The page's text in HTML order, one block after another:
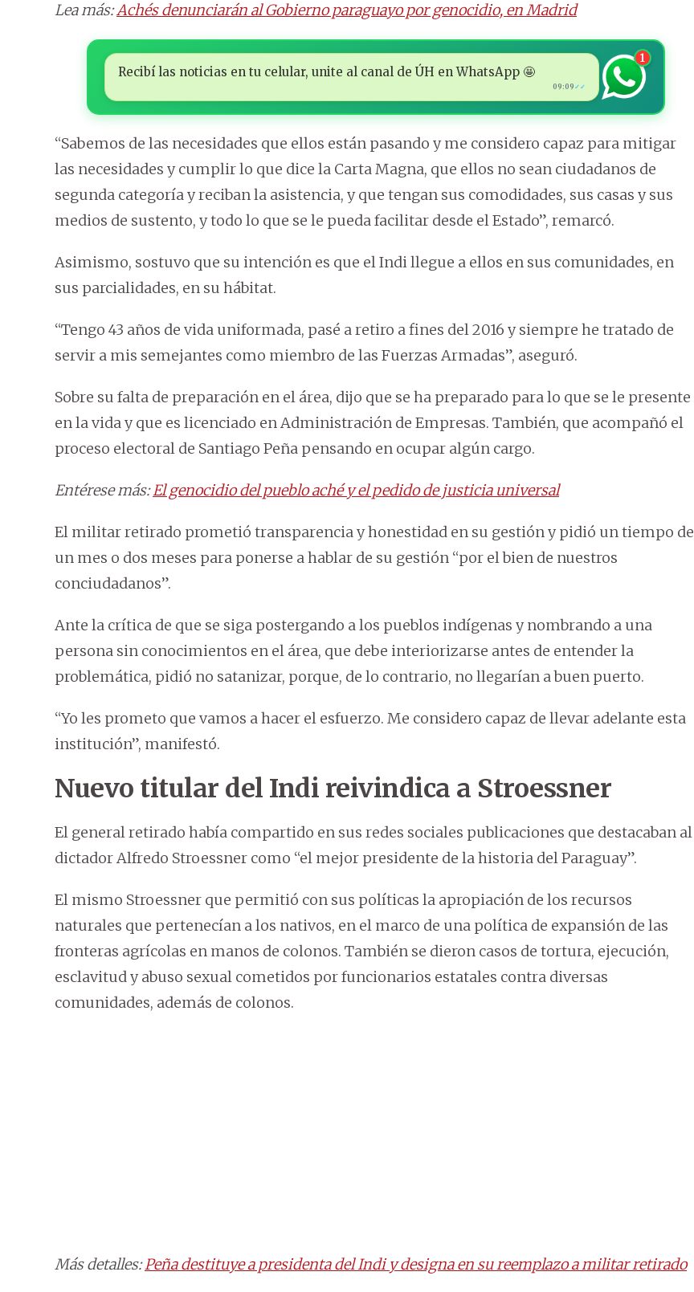
Lea más:Achés denunciarán al Gobierno paraguayo por genocidio, en Madrid
Recibí las noticias en tu celular, unite al canal de ÚH en WhatsApp 🤩
09:09 ✓✓
1
“Sabemos de las necesidades que ellos están pasando y me considero capaz para mitigar
las necesidades y cumplir lo que dice la Carta Magna, que ellos no sean ciudadanos de
segunda categoría y reciban la asistencia, y que tengan sus comodidades, sus casas y sus
medios de sustento, y todo lo que se le pueda facilitar desde el Estado”, remarcó.
Asimismo, sostuvo que su intención es que el Indi llegue a ellos en sus comunidades, en
sus parcialidades, en su hábitat.
“Tengo 43 años de vida uniformada, pasé a retiro a fines del 2016 y siempre he tratado de
servir a mis semejantes como miembro de las Fuerzas Armadas”, aseguró.
Sobre su falta de preparación en el área, dijo que se ha preparado para lo que se le presente
en la vida y que es licenciado en Administración de Empresas. También, que acompañó el
proceso electoral de Santiago Peña pensando en ocupar algún cargo.
Entérese más:El genocidio del pueblo aché y el pedido de justicia universal
El militar retirado prometió transparencia y honestidad en su gestión y pidió un tiempo de
un mes o dos meses para ponerse a hablar de su gestión “por el bien de nuestros
conciudadanos”.
Ante la crítica de que se siga postergando a los pueblos indígenas y nombrando a una
persona sin conocimientos en el área, que debe interiorizarse antes de entender la
problemática, pidió no satanizar, porque, de lo contrario, no llegarían a buen puerto.
“Yo les prometo que vamos a hacer el esfuerzo. Me considero capaz de llevar adelante esta
institución”, manifestó.
Nuevo titular del Indi reivindica a Stroessner
El general retirado había compartido en sus redes sociales publicaciones que destacaban al
dictador Alfredo Stroessner como “el mejor presidente de la historia del Paraguay”.
El mismo Stroessner que permitió con sus políticas la apropiación de los recursos
naturales que pertenecían a los nativos, en el marco de una política de expansión de las
fronteras agrícolas en manos de colonos. También se dieron casos de tortura, ejecución,
esclavitud y abuso sexual cometidos por funcionarios estatales contra diversas
comunidades, además de colonos.
Más detalles:Peña destituye a presidenta del Indi y designa en su reemplazo a militar retirado